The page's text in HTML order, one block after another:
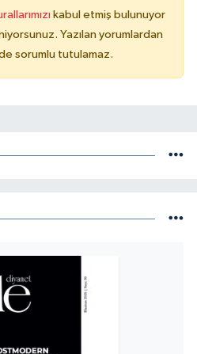
kabul etmiş bulunuyor
Yazılan yorumlardan
sorumlu tutulamaz.